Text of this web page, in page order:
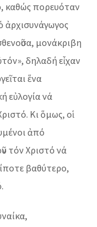
καθώς πορευόταν
ἀρχισυνάγωγος
μονάκριβη
δηλαδή εἶχαν
ἕνα
εὐλογία νά
Κι ὅμως, οἱ
ἀπό
τόν Χριστό νά
βαθύτερο,